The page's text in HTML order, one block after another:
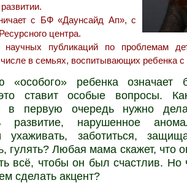
с БФ «Даунсайд Ап», с
центра.
публикаций по проблемам
в семьях, воспитывающих ребенка
«особого» ребенка означает
ставит особые вопросы.
в первую очередь нужно
развитие, нарушенное
ухаживать, заботиться,
гулять? Любая мама скажет, что
всё, чтобы он был счастлив. Но
сделать акцент?